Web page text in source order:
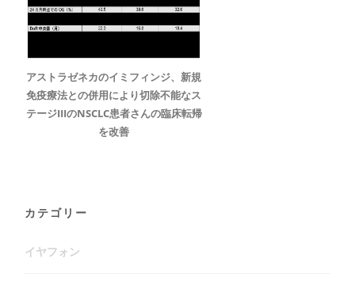
アストラゼネカのイミフィンジ、新規
免疫療法との併用により切除不能なス
テージIIIのNSCLC患者さんの臨床転帰
を改善
カテゴリー
イヤフォン